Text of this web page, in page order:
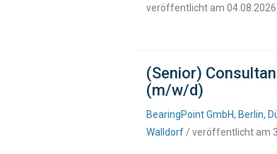
veröffentlicht am 04.08.2026
(Senior)
(m/w/d)
BearingPoint GmbH, Berlin,
Walldorf / veröffentlicht am